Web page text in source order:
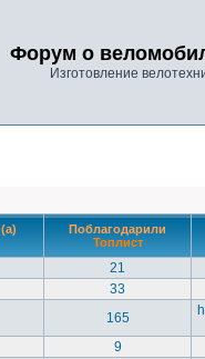
Форум о
Изготовление
Поблагодарили
Топлист
21
33
165
9